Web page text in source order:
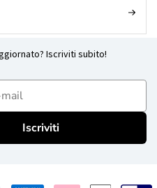
Iscriviti subito!
Iscriviti